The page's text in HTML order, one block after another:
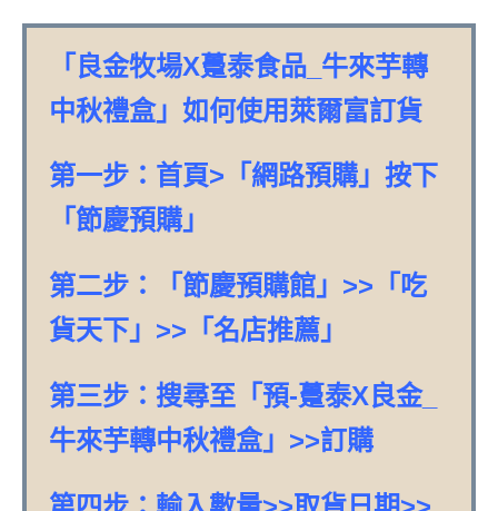
「良金牧場X躉泰食品_牛來芋轉
中秋禮盒」如何使用萊爾富訂貨
第一步：首頁>「網路預購」按下
「節慶預購」
第二步：「節慶預購館」>>「吃
貨天下」>>「名店推薦」
第三步：搜尋至「預-躉泰X良金_
牛來芋轉中秋禮盒」>>訂購